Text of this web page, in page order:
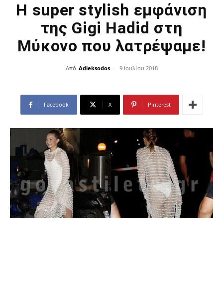
Η super stylish εμφάνιση
της Gigi Hadid στη
Μύκονο που λατρέψαμε!
Από Adieksodos - 9 Ιουλίου 2018
Facebook X Pinterest